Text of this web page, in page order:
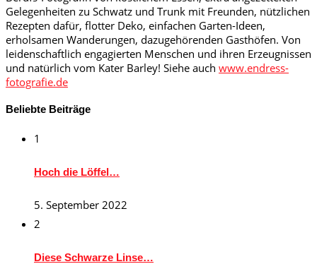
Gelegenheiten zu Schwatz und Trunk mit Freunden, nützlichen
Rezepten dafür, flotter Deko, einfachen Garten-Ideen,
erholsamen Wanderungen, dazugehörenden Gasthöfen. Von
leidenschaftlich engagierten Menschen und ihren Erzeugnissen
und natürlich vom Kater Barley! Siehe auch www.endress-
fotografie.de
Beliebte Beiträge
1
Hoch die Löffel…
5. September 2022
2
Diese Schwarze Linse…